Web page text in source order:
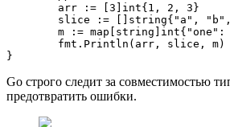
    	arr := [
3 ]int{ 1 , 2 , 3 }
    	slice := []string{
"a" , "b"
    	m := map[string]int{
"one" :
    	fmt.
Println (arr, slice, m)
}
Go строго следит за совместимостью
предотвратить ошибки.